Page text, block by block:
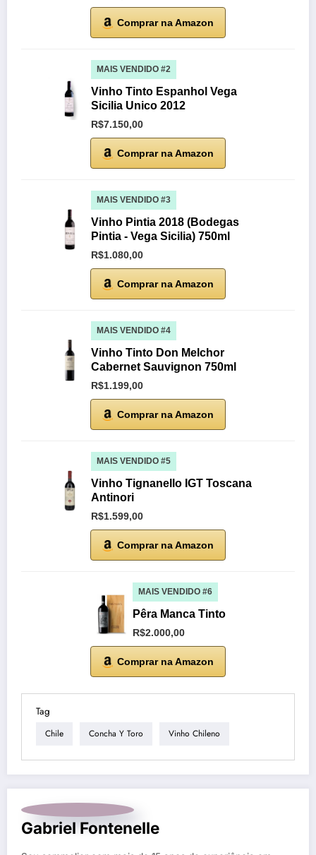
Comprar na Amazon
MAIS VENDIDO #2
Vinho Tinto Espanhol Vega
Sicilia Unico 2012
R$7.150,00
Comprar na Amazon
MAIS VENDIDO #3
Vinho Pintia 2018 (Bodegas
Pintia - Vega Sicilia) 750ml
R$1.080,00
Comprar na Amazon
MAIS VENDIDO #4
Vinho Tinto Don Melchor
Cabernet Sauvignon 750ml
R$1.199,00
Comprar na Amazon
MAIS VENDIDO #5
Vinho Tignanello IGT Toscana
Antinori
R$1.599,00
Comprar na Amazon
MAIS VENDIDO #6
Pêra Manca Tinto
R$2.000,00
Comprar na Amazon
Tag
Chile Concha Y Toro Vinho Chileno
Gabriel Fontenelle